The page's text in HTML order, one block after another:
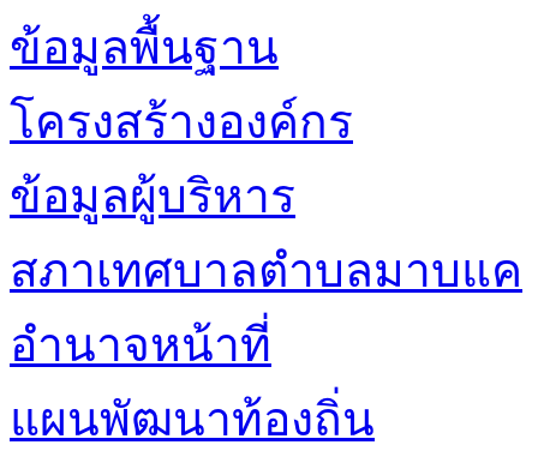
ข้อมูลพื้นฐาน
โครงสร้างองค์กร
ข้อมูลผู้บริหาร
สภาเทศบาลตำบลมาบแค
อำนาจหน้าที่
แผนพัฒนาท้องถิ่น